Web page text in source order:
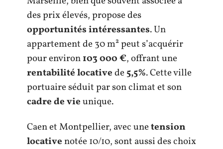
des prix élevés, propose des
opportunités intéressantes. Un
appartement de 30 m² peut s’acquérir
pour environ103 000 €, offrant une
rentabilité locativede5,5%. Cette ville
portuaire séduit par son climat et son
cadre de vieunique.
Caen et Montpellier, avec unetension
locativenotée 10/10, sont aussi des choix